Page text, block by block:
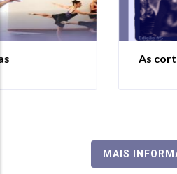
As cortinas abrem-se de
nova edição do
MAIS